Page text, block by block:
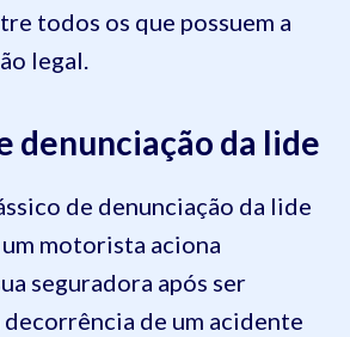
todos os que possuem a
legal.
denunciação da lide
de denunciação da lide
motorista aciona
seguradora após ser
decorrência de um acidente